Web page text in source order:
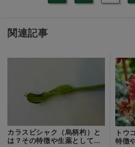
関連記事
カラスビシャク（烏柄杓）と
は？その特徴や生薬としての
トウ
特徴